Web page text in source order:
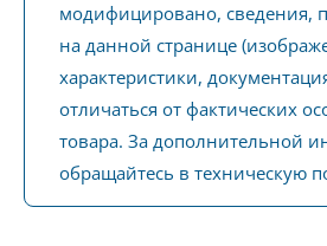
модифицировано, сведения,
на данной странице
характеристики,
отличаться от фактических
товара. За дополнительной
обращайтесь в техническую